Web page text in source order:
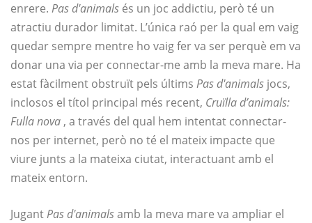
enrere. Pas d'animals és un joc addictiu, però té un
atractiu durador limitat. L’única raó per la qual em vaig
quedar sempre mentre ho vaig fer va ser perquè em va
donar una via per connectar-me amb la meva mare. Ha
estat fàcilment obstruït pels últims Pas d'animals jocs,
inclosos el títol principal més recent, Cruïlla d’animals:
Fulla nova , a través del qual hem intentat connectar-
nos per internet, però no té el mateix impacte que
viure junts a la mateixa ciutat, interactuant amb el
mateix entorn.
JugantPas d'animalsamb la meva mare va ampliar el